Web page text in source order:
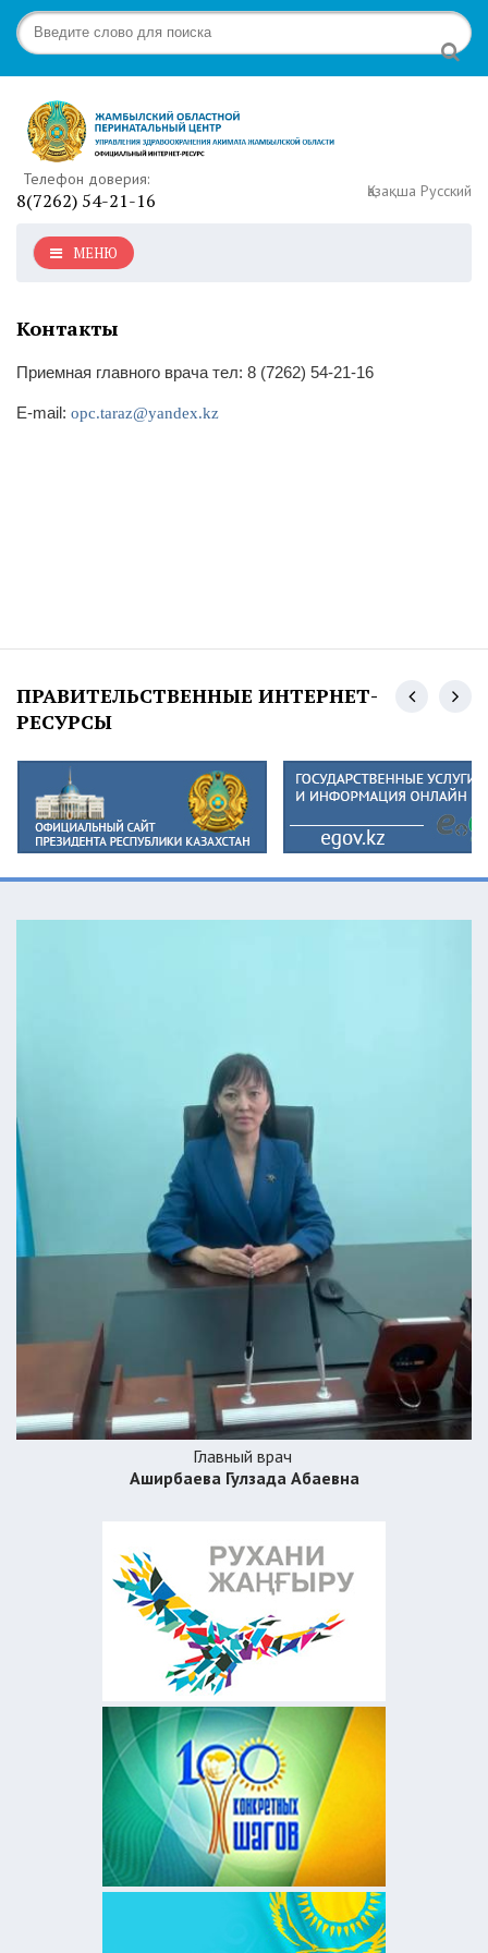
Телефон доверия:
8(7262) 54-21-16 Қазақша Русский
МЕНЮ
Контакты
Приемная главного врача тел: 8 (7262) 54-21-16
E-mail: opc.taraz@yandex.kz
ПРАВИТЕЛЬСТВЕННЫЕ ИНТЕРНЕТ-
РЕСУРСЫ
Главный врач
Аширбаева Гулзада Абаевна